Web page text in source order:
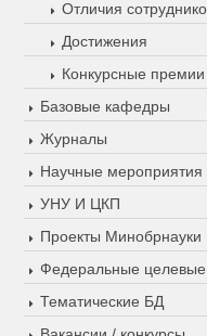
Отличия
Достижения
Конкурсные премии
Базовые кафедры
Журналы
Научные мероприятия
УНУ И ЦКП
Проекты Минобрнауки
Федеральные
Тематические БД